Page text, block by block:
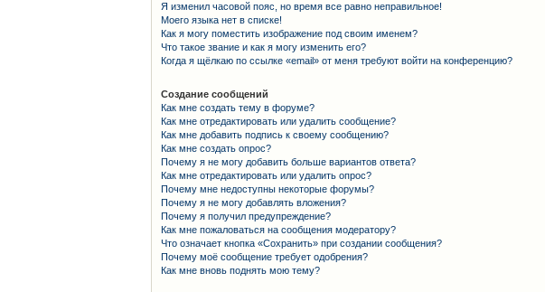
Я изменил часовой пояс, но время все равно неправильное!
Моего языка нет в списке!
Как я могу поместить изображение под своим именем?
Что такое звание и как я могу изменить его?
Когда я щёлкаю по ссылке «email» от меня требуют войти на конференцию?
Создание сообщений
Как мне создать тему в форуме?
Как мне отредактировать или удалить сообщение?
Как мне добавить подпись к своему сообщению?
Как мне создать опрос?
Почему я не могу добавить больше вариантов ответа?
Как мне отредактировать или удалить опрос?
Почему мне недоступны некоторые форумы?
Почему я не могу добавлять вложения?
Почему я получил предупреждение?
Как мне пожаловаться на сообщения модератору?
Что означает кнопка «Сохранить» при создании сообщения?
Почему моё сообщение требует одобрения?
Как мне вновь поднять мою тему?